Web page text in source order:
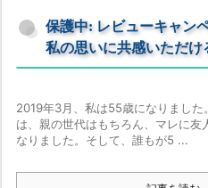
保護中: レビューキャン
私の思いに共感いただけ
2019年3月、私は55歳になりまし
は、親の世代はもちろん、マレに友
なりました。そして、誰もが5 ...